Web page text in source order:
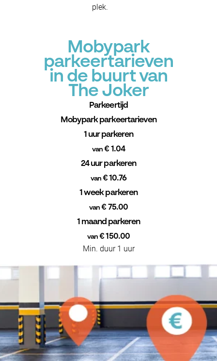
plek.
Mobypark
parkeertarieven
in de buurt van
The Joker
Parkeertijd
Mobypark parkeertarieven
1 uur parkeren
van € 1.04
24 uur parkeren
van€ 10.76
1 week parkeren
van € 75.00
1 maand parkeren
van € 150.00
Min. duur 1 uur